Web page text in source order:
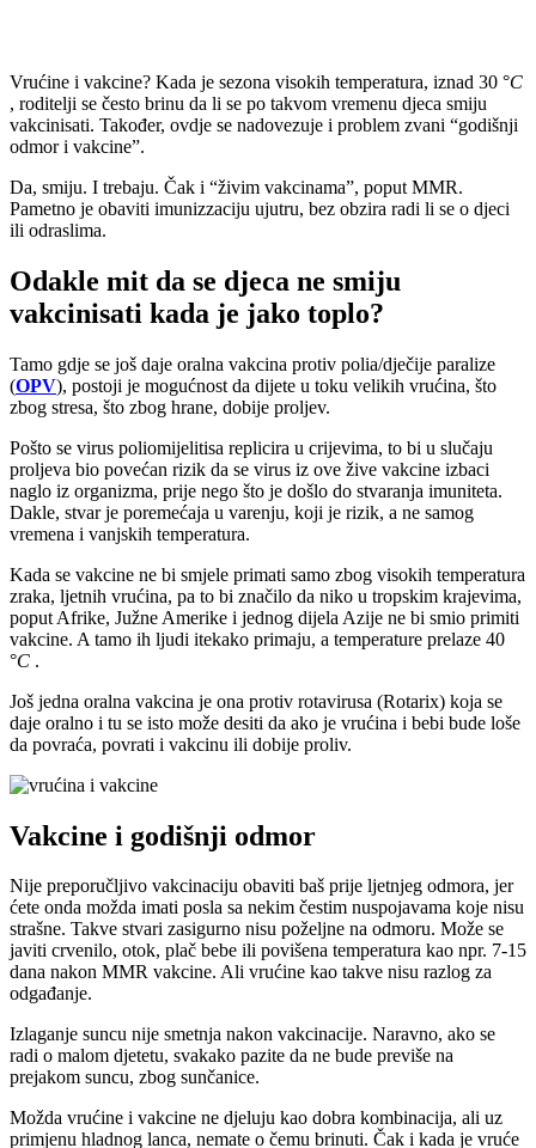
Vrućine i vakcine? Kada je sezona visokih temperatura, iznad 30 °C
, roditelji se često brinu da li se po takvom vremenu djeca smiju
vakcinisati. Također, ovdje se nadovezuje i problem zvani “godišnji
odmor i vakcine”.
Da, smiju. I trebaju. Čak i “živim vakcinama”, poput MMR.
Pametno je obaviti imunizzaciju ujutru, bez obzira radi li se o djeci
ili odraslima.
Odakle mit da se djeca ne smiju
vakcinisati kada je jako toplo?
Tamo gdje se još daje oralna vakcina protiv polia/dječije paralize
(OPV), postoji je mogućnost da dijete u toku velikih vrućina, što
zbog stresa, što zbog hrane, dobije proljev.
Pošto se virus poliomijelitisa replicira u crijevima, to bi u slučaju
proljeva bio povećan rizik da se virus iz ove žive vakcine izbaci
naglo iz organizma, prije nego što je došlo do stvaranja imuniteta.
Dakle, stvar je poremećaja u varenju, koji je rizik, a ne samog
vremena i vanjskih temperatura.
Kada se vakcine ne bi smjele primati samo zbog visokih temperatura
zraka, ljetnih vrućina, pa to bi značilo da niko u tropskim krajevima,
poput Afrike, Južne Amerike i jednog dijela Azije ne bi smio primiti
vakcine. A tamo ih ljudi itekako primaju, a temperature prelaze 40
°C .
Još jedna oralna vakcina je ona protiv rotavirusa (Rotarix) koja se
daje oralno i tu se isto može desiti da ako je vrućina i bebi bude loše
da povraća, povrati i vakcinu ili dobije proliv.
Vakcine i godišnji odmor
Nije preporučljivo vakcinaciju obaviti baš prije ljetnjeg odmora, jer
ćete onda možda imati posla sa nekim čestim nuspojavama koje nisu
strašne. Takve stvari zasigurno nisu poželjne na odmoru. Može se
javiti crvenilo, otok, plač bebe ili povišena temperatura kao npr. 7-15
dana nakon MMR vakcine. Ali vrućine kao takve nisu razlog za
odgađanje.
Izlaganje suncu nije smetnja nakon vakcinacije. Naravno, ako se
radi o malom djetetu, svakako pazite da ne bude previše na
prejakom suncu, zbog sunčanice.
Možda vrućine i vakcine ne djeluju kao dobra kombinacija, ali uz
primjenu hladnog lanca, nemate o čemu brinuti. Čak i kada je vruće